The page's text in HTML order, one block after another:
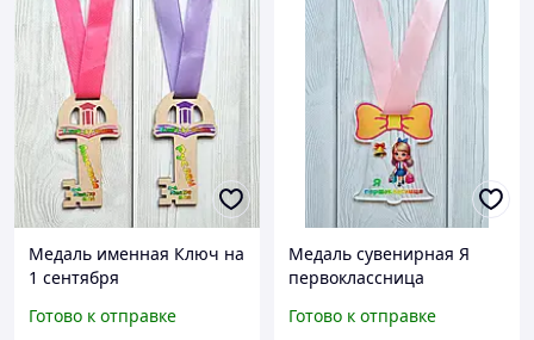
Медаль именная Ключ на
1 сентября
Готово к отправке
Медаль сувенирная Я
первоклассница
Готово к отправке